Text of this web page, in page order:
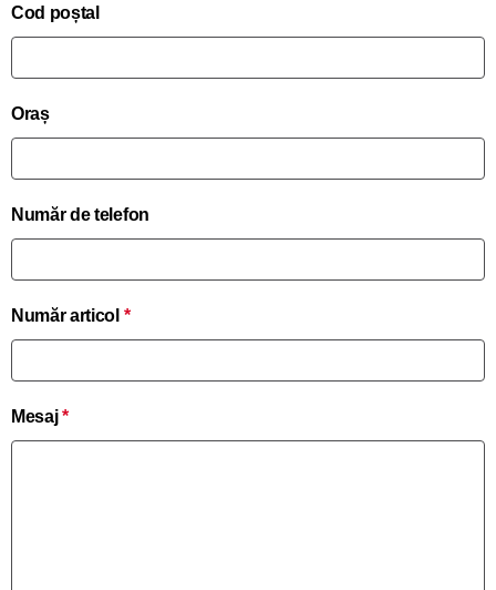
Cod poștal
Oraș
Număr de telefon
Număr articol *
Mesaj*